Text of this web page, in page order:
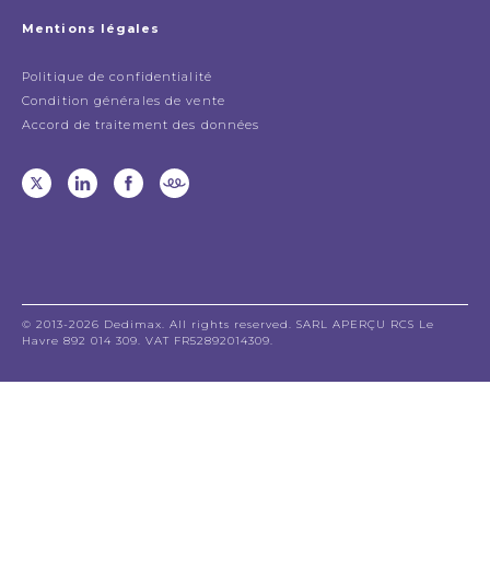
Mentions légales
Politique de confidentialité
Condition générales de vente
Accord de traitement des données
© 2013-2026 Dedimax. All rights reserved. SARL APERÇU RCS Le
Havre 892 014 309. VAT FR52892014309.